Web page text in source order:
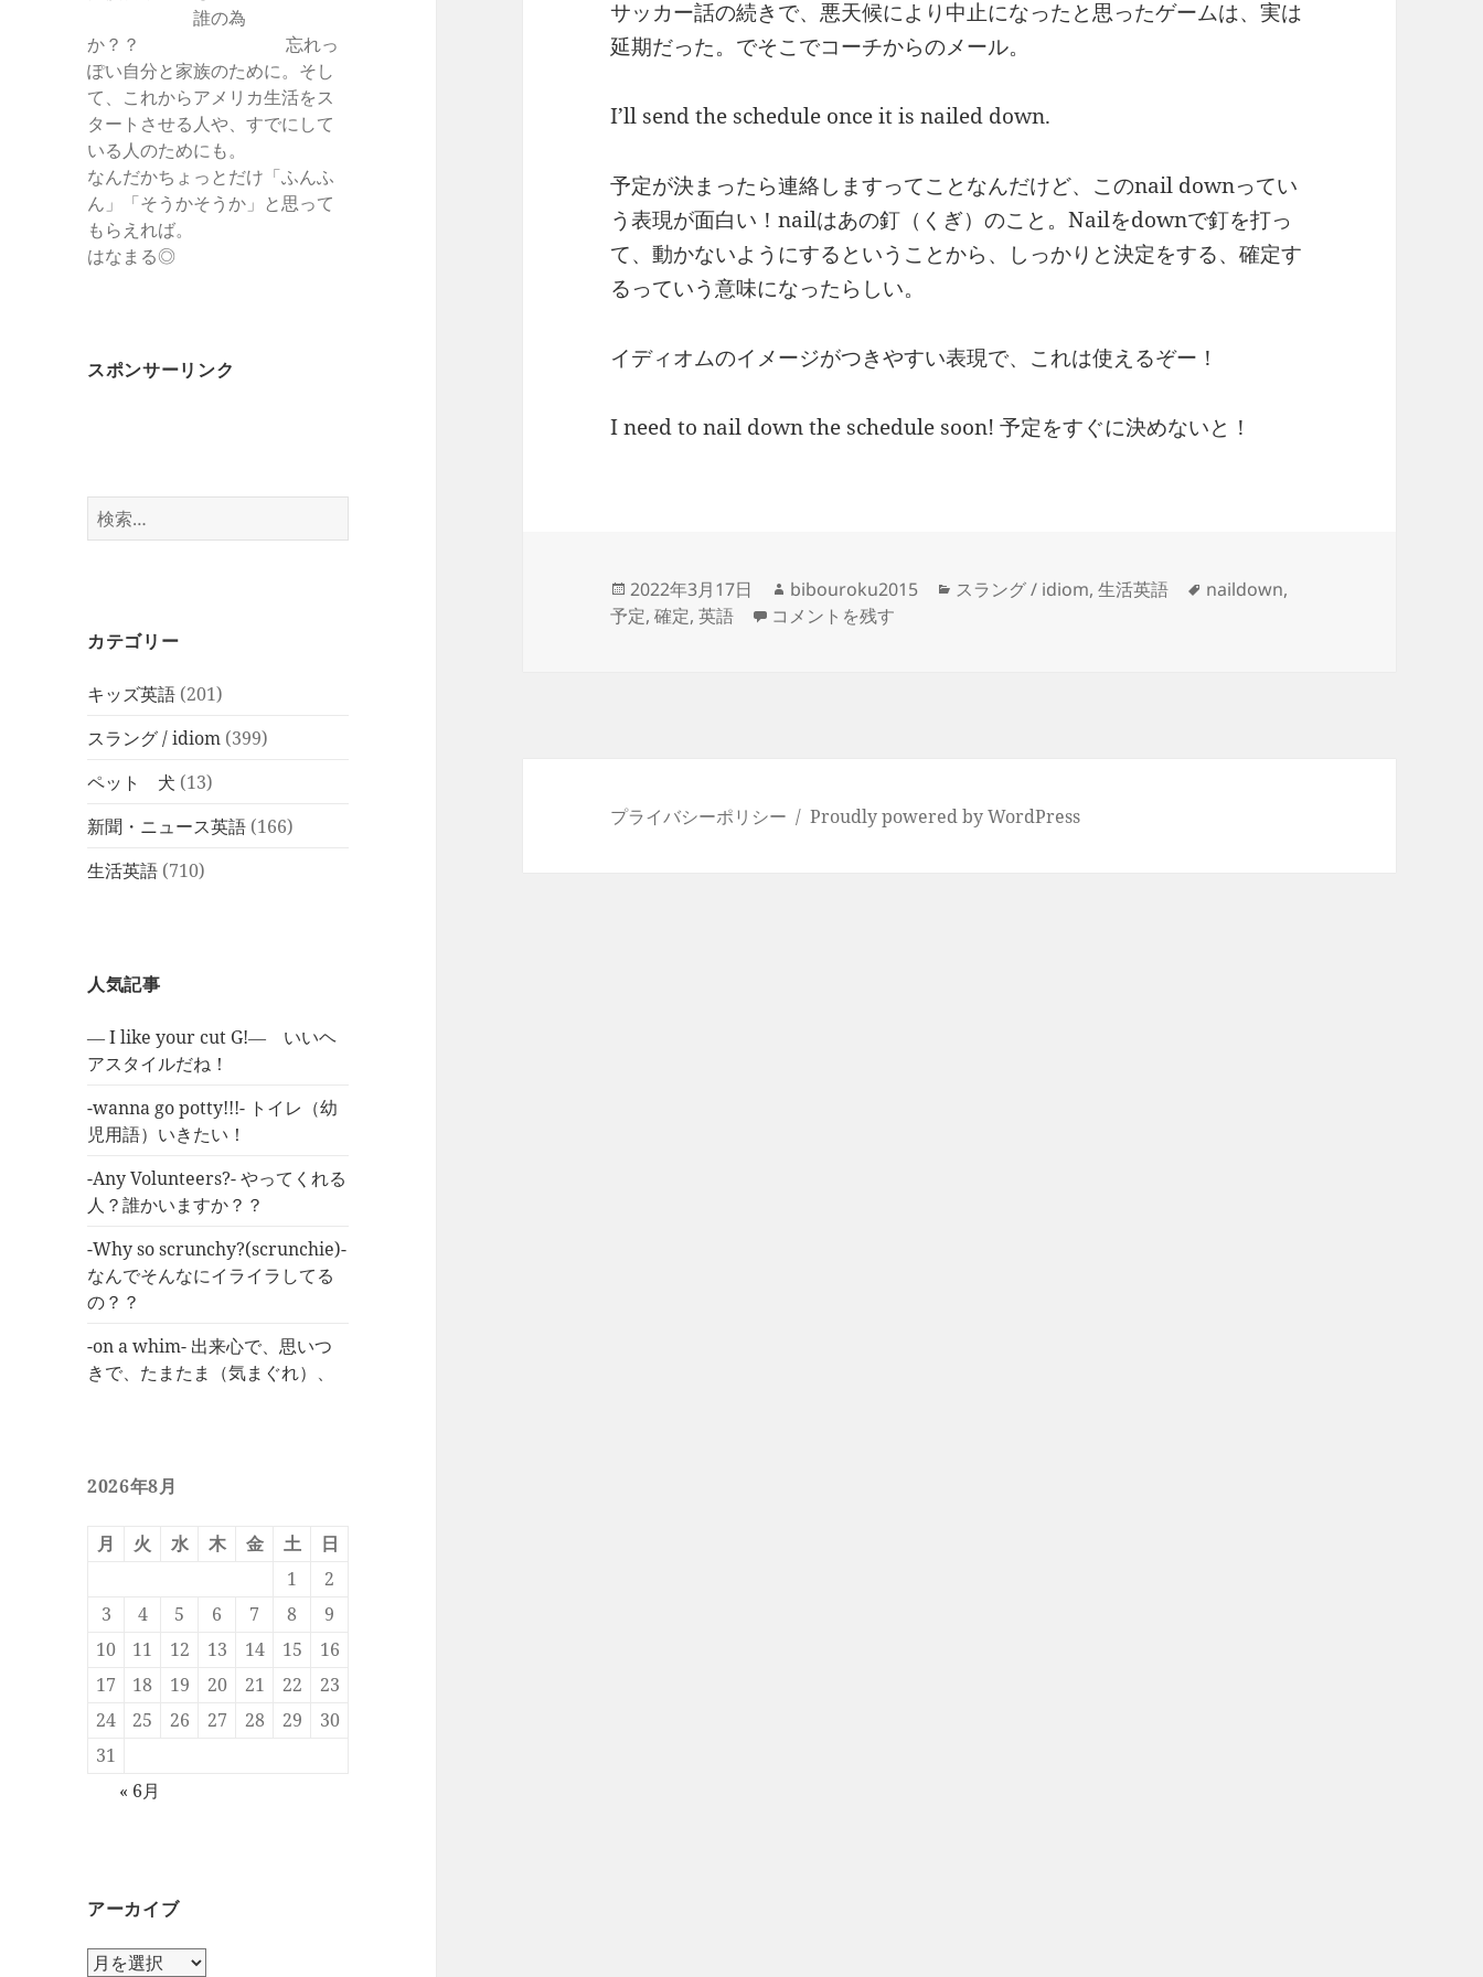
誰の為
か？？ 忘れっ
ぽい自分と家族のために。そし
て、これからアメリカ生活をス
タートさせる人や、すでにして
いる人のためにも。
なんだかちょっとだけ「ふんふ
ん」「そうかそうか」と思って
もらえれば。
はなまる◎
スポンサーリンク
検
索:
カテゴリー
キッズ英語 (201)
スラング / idiom (399)
ペット 犬 (13)
新聞・ニュース英語 (166)
生活英語 (710)
人気記事
― I like your cut G!― いいヘ
アスタイルだね！
-wanna go potty!!!- トイレ（幼
児用語）いきたい！
-Any Volunteers?- やってくれる
人？誰かいますか？？
-Why so scrunchy?(scrunchie)-
なんでそんなにイライラしてる
の？？
-on a whim- 出来心で、思いつ
きで、たまたま（気まぐれ）、
2026年8月
月 火 水 木 金 土
日
1
2
3
4 5 6 7 8
9
10
11 12 13 14 15
16
17
18 19 20 21 22
23
24
25 26 27 28 29
30
31
« 6月
アーカイブ
ア
サッカー話の続きで、悪天候により中止になったと思ったゲームは、実は
延期だった。でそこでコーチからのメール。
I’ll send the schedule once it is nailed down.
予定が決まったら連絡しますってことなんだけど、このnail downってい
う表現が面白い！nailはあの釘（くぎ）のこと。Nailをdownで釘を打っ
て、動かないようにするということから、しっかりと決定をする、確定す
るっていう意味になったらしい。
イディオムのイメージがつきやすい表現で、これは使えるぞー！
I need to nail down the schedule soon! 予定をすぐに決めないと！
投
稿
2022年3月17日
作
成
bibouroku2015
カ
スラング / idiom,生活英語
タ
naildown,
予定,確定,英語 -nail down – 確定する に
コメントを残す
プライバシーポリシー Proudly powered by WordPress